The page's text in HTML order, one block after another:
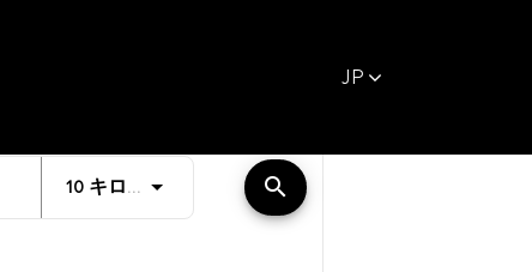
JP
10 キロメートル search